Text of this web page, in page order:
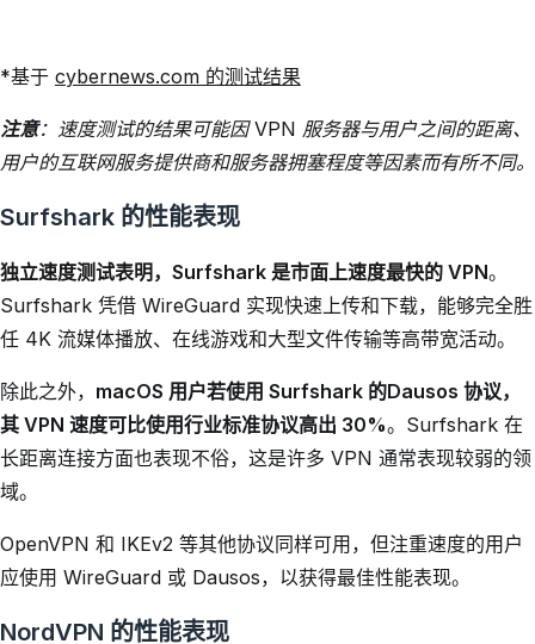
*基于 cybernews.com 的测试结果
注意：速度测试的结果可能因 VPN 服务器与用户之间的距离、
用户的互联网服务提供商和服务器拥塞程度等因素而有所不同。
Surfshark 的性能表现
独立速度测试表明，Surfshark 是市面上速度最快的 VPN。
Surfshark 凭借 WireGuard 实现快速上传和下载，能够完全胜
任 4K 流媒体播放、在线游戏和大型文件传输等高带宽活动。
除此之外， macOS 用户若使用 Surfshark 的Dausos 协议，
其 VPN 速度可比使用行业标准协议高出 30%。Surfshark 在
长距离连接方面也表现不俗，这是许多 VPN 通常表现较弱的领
域。
OpenVPN 和 IKEv2 等其他协议同样可用，但注重速度的用户
应使用 WireGuard 或 Dausos，以获得最佳性能表现。
NordVPN 的性能表现